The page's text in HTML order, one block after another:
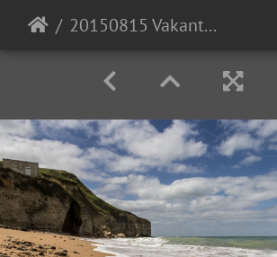
20150815 Vakantie Frankrijk-9548